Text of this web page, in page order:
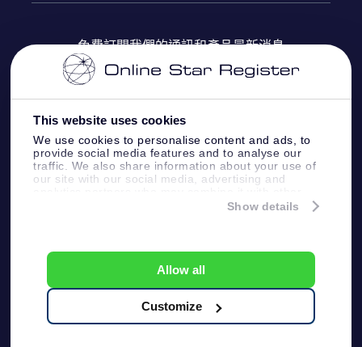
This website uses cookies
We use cookies to personalise content and ads, to
provide social media features and to analyse our
traffic. We also share information about your use of
our site with our social media, advertising and
information that you’ve provided to them or that
Show details
Allow all
Customize
評論
OSR 禮物卡
公司禮品
個性化的Star Page
One Million Stars
OSR Starsaver
付款資訊
配送信息
退貨政策
免費訂閱我們的通訊和產品最新消息
客戶服務:help@osr.org
KVK: 60333553, VAT: NL 8538.62.722B01
One Million Stars
一般條款和條件
隱私政策和免責聲明